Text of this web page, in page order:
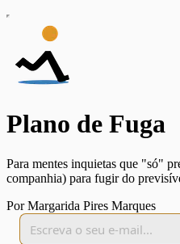
Plano de Fuga
Para mentes inquietas que "só"
companhia) para fugir do
Por Margarida Pires Marques